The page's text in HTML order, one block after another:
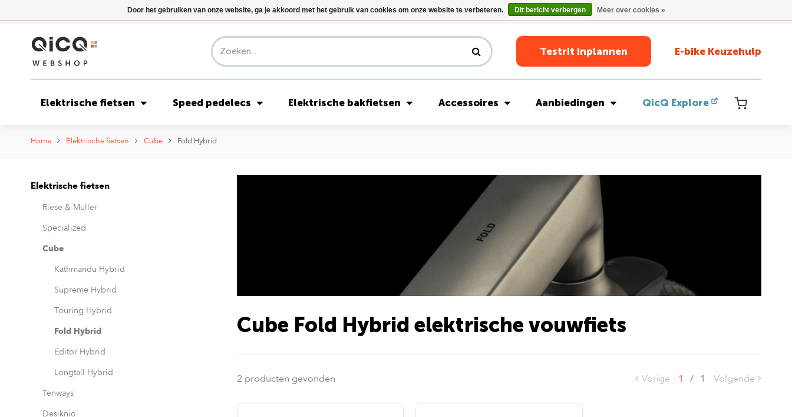
Riese & Müller Nevo5 Silent Core nu direct uit voorraad leverbaar!
Testrit Inplannen E-bike Keuzehulp
Elektrische fietsen Speed pedelecs Elektrische bakfietsen Accessoires Aanbiedingen QicQ Explore
Home Elektrische fietsen Cube Fold Hybrid
Elektrische fietsen
Riese & Muller
Specialized
Cube
Kathmandu Hybrid
Supreme Hybrid
Touring Hybrid
Fold Hybrid
Editor Hybrid
Longtail Hybrid
Tenways
Desiknio
Cube Fold Hybrid elektrische vouwfiets
2 producten gevonden Vorige 1 / 1 Volgende
Door het gebruiken van onze website, ga je akkoord met het gebruik van cookies om onze website te verbeteren. Dit bericht verbergen Meer over cookies »